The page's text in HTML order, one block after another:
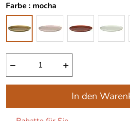
Farbe : mocha
− +
In den